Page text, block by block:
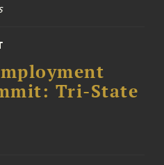
Tri-State